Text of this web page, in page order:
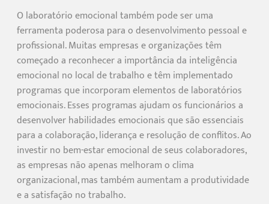
O laboratório emocional também pode ser uma
ferramenta poderosa para o desenvolvimento pessoal e
profissional. Muitas empresas e organizações têm
começado a reconhecer a importância da inteligência
emocional no local de trabalho e têm implementado
programas que incorporam elementos de laboratórios
emocionais. Esses programas ajudam os funcionários a
desenvolver habilidades emocionais que são essenciais
para a colaboração, liderança e resolução de conflitos. Ao
investir no bem-estar emocional de seus colaboradores,
as empresas não apenas melhoram o clima
organizacional, mas também aumentam a produtividade
e a satisfação no trabalho.